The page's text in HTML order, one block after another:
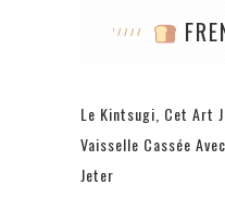
Le Kintsugi, Cet Art
Vaisselle Cassée
Jeter